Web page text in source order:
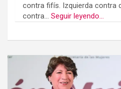
contra fifís. Izquierda contra
contra... Seguir leyendo...